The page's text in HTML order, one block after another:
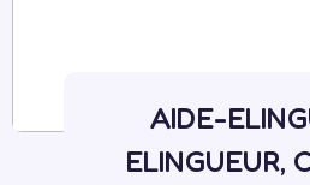
AIDE-
ELINGUEUR,